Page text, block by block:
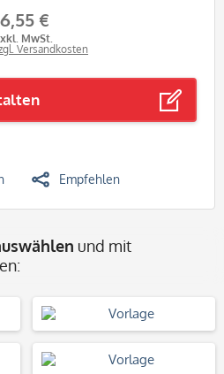
€
MwSt.
Versandkosten
Empfehlen
und mit